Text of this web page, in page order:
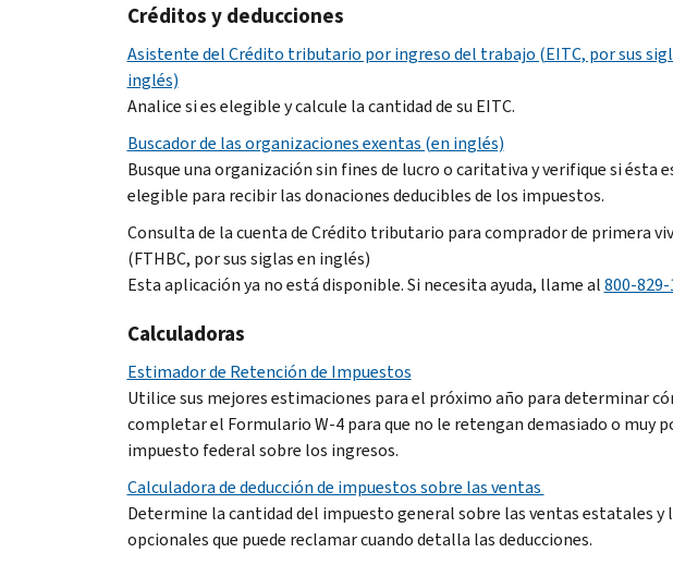
Créditos y deducciones
Asistente del Crédito tributario por ingreso del trabajo (EITC, por sus
inglés)
Analice si es elegible y calcule la cantidad de su EITC.
Buscador de las organizaciones exentas (en inglés)
Busque una organización sin fines de lucro o caritativa y verifique si ésta
elegible para recibir las donaciones deducibles de los impuestos.
Consulta de la cuenta de Crédito tributario para comprador de primera
(FTHBC, por sus siglas en inglés)
Esta aplicación ya no está disponible. Si necesita ayuda, llame al800-829-
Calculadoras
Estimador de Retención de Impuestos
Utilice sus mejores estimaciones para el próximo año para determinar
completar el Formulario W-4 para que no le retengan demasiado o muy
impuesto federal sobre los ingresos.
Calculadora de deducción de impuestos sobre las ventas
Determine la cantidad del impuesto general sobre las ventas estatales y
opcionales que puede reclamar cuando detalla las deducciones.